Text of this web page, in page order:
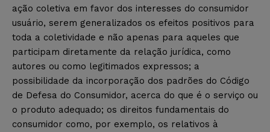
ação coletiva em favor dos interesses do consumidor
usuário, serem generalizados os efeitos positivos para
toda a coletividade e não apenas para aqueles que
participam diretamente da relação jurídica, como
autores ou como legitimados expressos; a
possibilidade da incorporação dos padrões do Código
de Defesa do Consumidor, acerca do que é o serviço ou
o produto adequado; os direitos fundamentais do
consumidor como, por exemplo, os relativos à